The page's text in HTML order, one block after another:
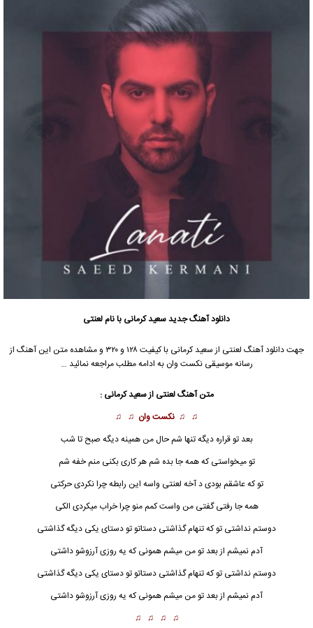
دانلود آهنگ جدیدسعید کرمانی با نام لعنتی
جهت دانلود آهنگ لعنتی از سعید کرمانی با کیفیت ۱۲۸ و ۳۲۰ و مشاهده متن این آهنگ از
رسانه موسیقی نکست وان به ادامه مطلب مراجعه نمائید …
متن آهنگ لعنتی از سعید کرمانی :
♫ ♫ نکست وان ♫ ♫
بعد تو قراره دیگه تنها شم حال من همینه دیگه صبح تا شب
تو میخواستی که همه جا بده شم هر کاری بکنی منم خفه شم
تو که عاشقم بودی د آخه لعنتی واسه این رابطه چرا نکردی حرکتی
همه جا رفتی گفتی من واست کمم منو چرا خراب میکردی الکی
دوستم نداشتی تو که تنهام گذاشتی دستاتو تو دستای یکی دیگه گذاشتی
آدم نمیشم از بعد تو من میشم همونی که یه روزی آرزوشو داشتی
دوستم نداشتی تو که تنهام گذاشتی دستاتو تو دستای یکی دیگه گذاشتی
آدم نمیشم از بعد تو من میشم همونی که یه روزی آرزوشو داشتی
♫ ♫ ♫ ♫